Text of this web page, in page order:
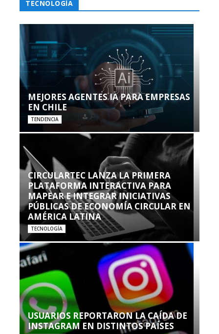
TECNOLOGÍA
MEJORES AGENTES IA PARA EMPRESAS
EN CHILE
TENDENCIA
CIRCULARTEC LANZA LA PRIMERA
PLATAFORMA INTERACTIVA PARA
MAPEAR E INTEGRAR INICIATIVAS
PÚBLICAS DE ECONOMÍA CIRCULAR EN
AMÉRICA LATINA
TECNOLOGÍA
USUARIOS REPORTARON LA CAÍDA DE
INSTAGRAM EN DISTINTOS PAÍSES